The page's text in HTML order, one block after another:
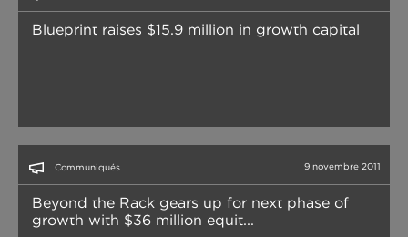
Blueprint raises $15.9 million in growth capital
Communiqués 9 novembre 2011
Beyond the Rack gears up for next phase of
growth with $36 million equit...